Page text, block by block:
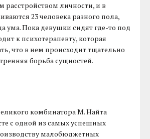
расстройством личности, и в
23 человека разного пола,
ума. Пока девушки сидят где-то под
к психотерапевту, которая
что в нем происходит тщательно
борьба сущностей.
комбинатора М. Найта
с одной из самых успешных
малобюджетных